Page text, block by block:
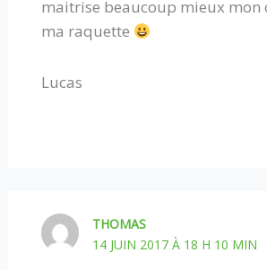
maitrise beaucoup mieux mon
ma raquette
Lucas
THOMAS
14 JUIN 2017 À 18 H 10 MIN